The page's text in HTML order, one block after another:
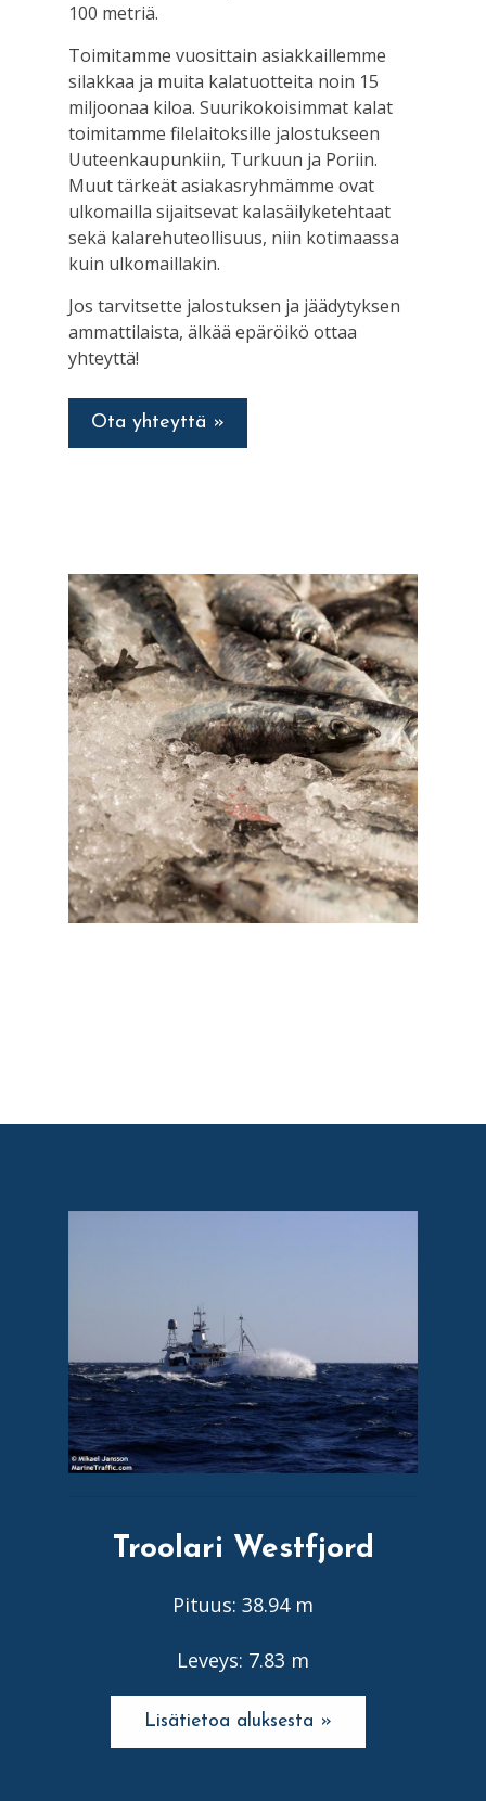
100 metriä.
Toimitamme vuosittain asiakkaillemme
silakkaa ja muita kalatuotteita noin 15
miljoonaa kiloa. Suurikokoisimmat kalat
toimitamme filelaitoksille jalostukseen
Uuteenkaupunkiin, Turkuun ja Poriin.
Muut tärkeät asiakasryhmämme ovat
ulkomailla sijaitsevat kalasäilyketehtaat
sekä kalarehuteollisuus, niin kotimaassa
kuin ulkomaillakin.
Jos tarvitsette jalostuksen ja jäädytyksen
ammattilaista, älkää epäröikö ottaa
yhteyttä!
Ota yhteyttä »
Troolari Westfjord
Pituus: 38.94 m
Leveys: 7.83 m
Lisätietoa aluksesta »